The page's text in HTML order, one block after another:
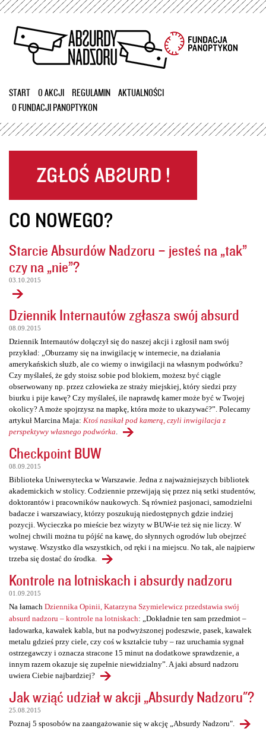
Przejdź
treści
START O AKCJI REGULAMIN
AKTUALNOŚCI
O FUNDACJI PANOPTYKON
CO NOWEGO?
Starcie Absurdów Nadzoru – jesteś na „tak”
czy na „nie”?
03.10.2015
Dziennik Internautów zgłasza swój absurd
08.09.2015
Dziennik Internautów dołączył się do naszej akcji i zgłosił nam swój
przykład: „Oburzamy się na inwigilację w internecie, na działania
amerykańskich służb, ale co wiemy o inwigilacji na własnym podwórku?
Czy myślałeś, że gdy stoisz sobie pod blokiem, możesz być ciągle
obserwowany np. przez człowieka ze straży miejskiej, który siedzi przy
biurku i pije kawę? Czy myślałeś, ile naprawdę kamer może być w Twojej
okolicy? A może spojrzysz na mapkę, która może to ukazywać?”. Polecamy
artykuł Marcina Maja: Ktoś nasikał pod kamerą, czyli inwigilacja z
perspektywy własnego podwórka
Checkpoint BUW
08.09.2015
Biblioteka Uniwersytecka w Warszawie. Jedna z najważniejszych bibliotek
akademickich w stolicy. Codziennie przewijają się przez nią setki studentów,
doktorantów i pracowników naukowych. Są również pasjonaci, samodzielni
badacze i warszawiacy, którzy poszukują niedostępnych gdzie indziej
pozycji. Wycieczka po mieście bez wizyty w BUW-ie też się nie liczy. W
wolnej chwili można tu pójść na kawę, do słynnych ogrodów lub obejrzeć
wystawę. Wszystko dla wszystkich, od ręki i na miejscu. No tak, ale najpierw
trzeba się dostać do środka.
Kontrole na lotniskach i absurdy nadzoru
01.09.2015
Na łamach Dziennika Opinii, Katarzyna Szymielewicz przedstawia swój
absurd nadzoru – kontrole na lotniskach: „Dokładnie ten sam przedmiot –
ładowarka, kawałek kabla, but na podwyższonej podeszwie, pasek, kawałek
metalu gdzieś przy ciele, czy coś w kształcie tuby – raz uruchamia sygnał
ostrzegawczy i oznacza stracone 15 minut na dodatkowe sprawdzenie, a
innym razem okazuje się zupełnie niewidzialny”. A jaki absurd nadzoru
uwiera Ciebie najbardziej?
Jak wziąć udział w akcji „Absurdy Nadzoru"?
25.08.2015
Poznaj 5 sposobów na zaangażowanie się w akcję „Absurdy Nadzoru".